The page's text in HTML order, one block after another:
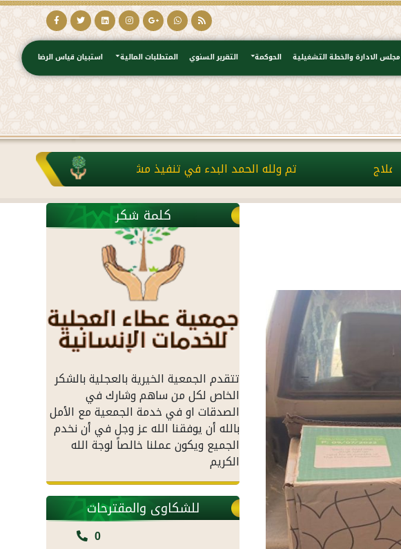
مجلس الادارة والخطة التشغيلية الحوكمة التقرير السنوي المتطلبات المالية استبيان قياس الرضا
تم ولله الحمد البدء في تنفيذ مشروع كفالة الأرامل والمطلقات بدعم
كلمة شكر
تتقدم الجمعية الخيرية بالعجلية بالشكر
الخاص لكل من ساهم وشارك في
الصدقات او في خدمة الجمعية مع الأمل
بالله أن يوفقنا الله عز وجل في أن نخدم
الجميع ويكون عملنا خالصاً لوجة الله
الكريم
للشكاوى والمقترحات
0